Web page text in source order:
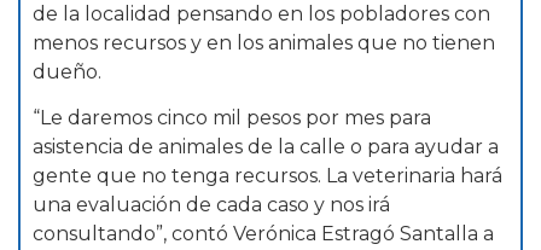
de la localidad pensando en los pobladores con
menos recursos y en los animales que no tienen
dueño.
“Le daremos cinco mil pesos por mes para
asistencia de animales de la calle o para ayudar a
gente que no tenga recursos. La veterinaria hará
una evaluación de cada caso y nos irá
consultando”, contó Verónica Estragó Santalla a